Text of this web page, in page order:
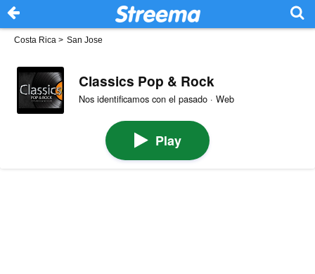
Costa Rica > San Jose
Classics Pop & Rock
Nos identificamos con el pasado · Web
Play